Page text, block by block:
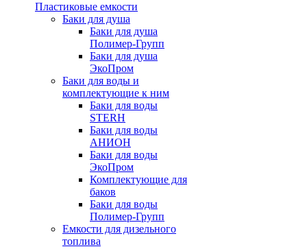
Пластиковые емкости
Баки для душа
Баки для душа
Полимер-Групп
Баки для душа
ЭкоПром
Баки для воды и
комплектующие к ним
Баки для воды
STERH
Баки для воды
АНИОН
Баки для воды
ЭкоПром
Комплектующие для
баков
Баки для воды
Полимер-Групп
Емкости для дизельного
топлива